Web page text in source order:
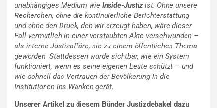
unabhängiges Medium wie Inside-Justizist. Ohne unsere
Recherchen, ohne die kontinuierliche Berichterstattung
und ohne den Druck, den wir erzeugt haben, wäre dieser
Fall vermutlich in einer verstaubten Akte verschwunden –
als interne Justizaffäre, nie zu einem öffentlichen Thema
geworden. Stattdessen wurde sichtbar, wie ein System
funktioniert, wenn es seine eigenen Leute schützt – und
wie schnell das Vertrauen der Bevölkerung in die
Institutionen ins Wanken gerät.
Unserer Artikel zu diesem Bünder Justizdebakel dazu